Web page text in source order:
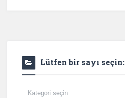
Lütfen bir sayı seçin:
Lütfen